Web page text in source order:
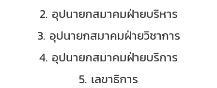
2. อุปนายกสมาคมฝ่ายบริหาร
3. อุปนายกสมาคมฝ่ายวิชาการ
4. อุปนายกสมาคมฝ่ายบริการ
5. เลขาธิการ